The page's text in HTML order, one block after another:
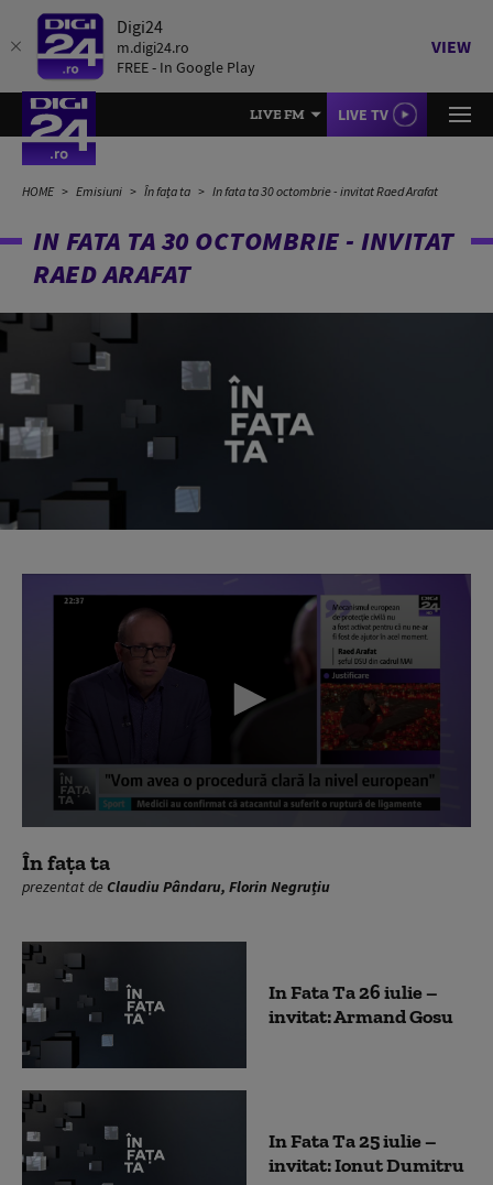
Digi24
m.digi24.ro
FREE - In Google Play
VIEW
LIVE FM LIVE TV
HOME Emisiuni În fața ta In fata ta 30 octombrie - invitat Raed Arafat
IN FATA TA 30 OCTOMBRIE - INVITAT
RAED ARAFAT
seconds
of
0
În fața ta
prezentat de Claudiu Pândaru, Florin Negruțiu
In Fata Ta 26 iulie –
invitat: Armand Gosu
In Fata Ta 25 iulie –
invitat: Ionut Dumitru